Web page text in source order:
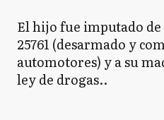
El hijo fue imputado
25761 (desarmado y
automotores) y a su
ley de drogas..